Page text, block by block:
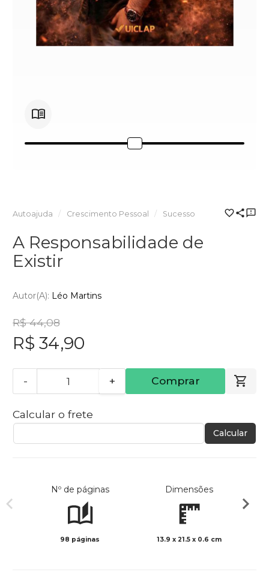
Autoajuda Crescimento Pessoal Sucesso
A Responsabilidade de
Existir
Autor(a): Léo Martins
R$ 44,08
R$ 34,90
- + Comprar
Calcular o frete
Calcular
Nº de páginas
98 páginas
Dimensões
13.9 x 21.5 x 0.6 cm